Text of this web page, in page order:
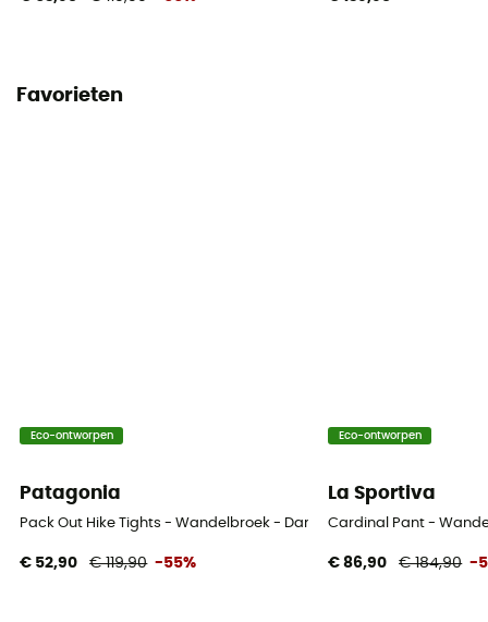
Favorieten
Eco-ontworpen
Patagonia
Pack Out Hike Tights - Wandelbroek - Dames
€ 52,90 € 119,90 -55%
Eco-ontworpen
La Sportiva
Cardinal Pant -
€ 86,90 € 184,90 -